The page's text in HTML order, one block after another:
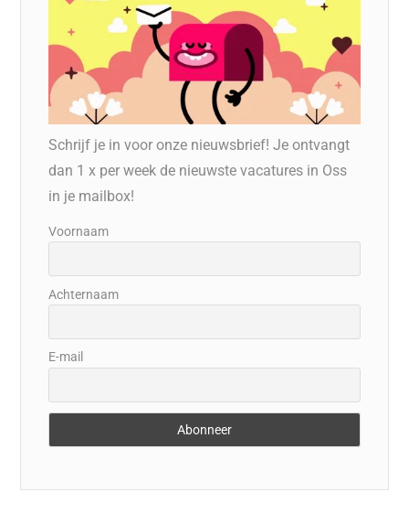
Schrijf je in voor onze nieuwsbrief! Je ontvangt
dan 1 x per week de nieuwste vacatures in Oss
in je mailbox!
Voornaam
Achternaam
E-mail